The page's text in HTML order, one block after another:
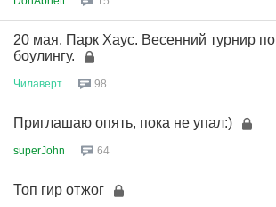
20 мая. Парк Хаус. Весенний турнир по
боулингу.
Чилаверт 98
Приглашаю опять, пока не упал:)
superJohn 64
Топ гир отжог